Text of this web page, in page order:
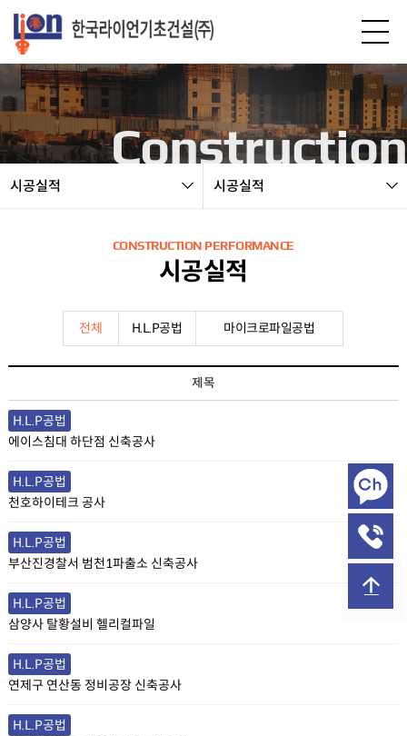
Construction
시공실적 시공실적
CONSTRUCTION PERFORMANCE
시공실적
전체 H.L.P공법 마이크로파일공법
제목
H.L.P공법
에이스침대 하단점 신축공사
H.L.P공법
천호하이테크 공사
H.L.P공법
부산진경찰서 범천1파출소 신축공사
H.L.P공법
삼양사 탈황설비 헬리컬파일
H.L.P공법
연제구 연산동 정비공장 신축공사
H.L.P공법